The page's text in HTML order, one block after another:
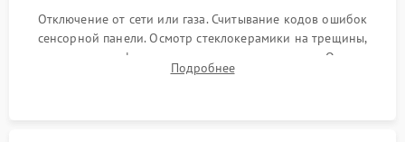
Отключение от сети или газа. Считывание кодов ошибок
сенсорной панели. Осмотр стеклокерамики на трещины,
проверка конфорок на равномерность нагрева. Опрос
клиента о симптомах (не включается, не видит посуду,
Подробнее